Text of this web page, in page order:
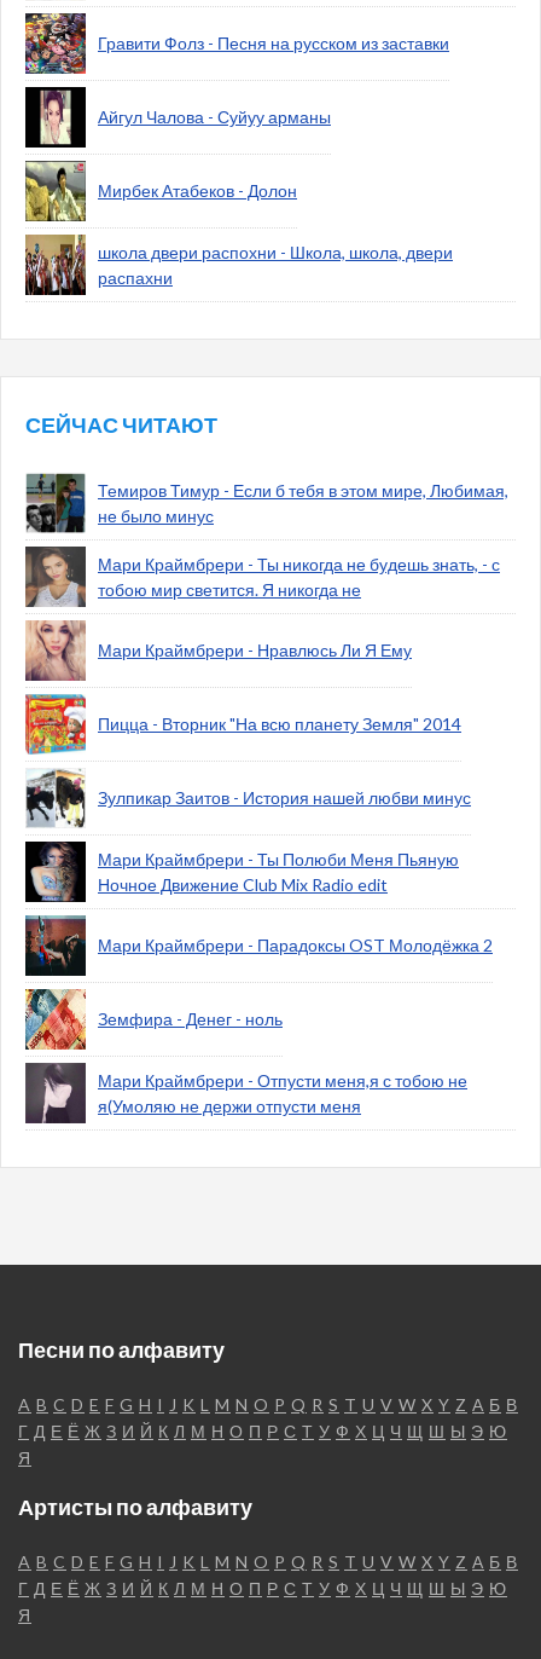
Гравити Фолз - Песня на русском из заставки
Айгул Чалова - Суйуу арманы
Мирбек Атабеков - Долон
школа двери распохни - Школа, школа, двери
распахни
СЕЙЧАС ЧИТАЮТ
Темиров Тимур - Если б тебя в этом мире, Любимая,
не было минус
Мари Краймбрери - Ты никогда не будешь знать, - с
тобою мир светится. Я никогда не
Мари Краймбрери - Нравлюсь Ли Я Ему
Пицца - Вторник "На всю планету Земля" 2014
Зулпикар Заитов - История нашей любви минус
Мари Краймбрери - Ты Полюби Меня Пьяную
Ночное Движение Club Mix Radio edit
Мари Краймбрери - Парадоксы OST Молодёжка 2
Земфира - Денег - ноль
Мари Краймбрери - Отпусти меня,я с тобою не
я(Умоляю не держи отпусти меня
Песни по алфавиту
A B C D E F G H I J K L M N O P Q R S T U V W X Y Z А Б В
Г Д Е Ё Ж З И Й К Л М Н О П Р С Т У Ф Х Ц Ч Щ Ш Ы Э Ю
Я
Артисты по алфавиту
A B C D E F G H I J K L M N O P Q R S T U V W X Y Z А Б В
Г Д Е Ё Ж З И Й К Л М Н О П Р С Т У Ф Х Ц Ч Щ Ш Ы Э Ю
Я